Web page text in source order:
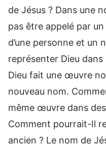
de Jésus ? Dans une
pas être appelé par un
d’une personne et un
représenter Dieu
Dieu fait une œuvre
nouveau nom.
même œuvre dans
Comment pourrait-Il
ancien ? Le nom de